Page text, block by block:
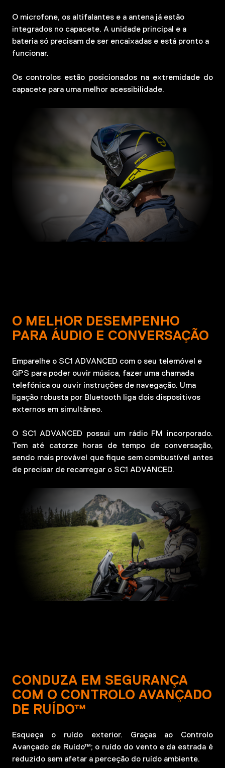
O microfone, os altifalantes e a antena já estão
integrados no capacete. A unidade principal e a
bateria só precisam de ser encaixadas e está pronto a
funcionar.
Os controlos estão posicionados na extremidade do
capacete para uma melhor acessibilidade.
O MELHOR DESEMPENHO
PARA ÁUDIO E CONVERSAÇÃO
Emparelhe o SC1 ADVANCED com o seu telemóvel e
GPS para poder ouvir música, fazer uma chamada
telefónica ou ouvir instruções de navegação. Uma
ligação robusta por Bluetooth liga dois dispositivos
externos em simultâneo.
O SC1 ADVANCED possui um rádio FM incorporado.
Tem até catorze horas de tempo de conversação,
sendo mais provável que fique sem combustível antes
de precisar de recarregar o SC1 ADVANCED.
CONDUZA EM SEGURANÇA
COM O CONTROLO AVANÇADO
DE RUÍDO™
Esqueça o ruído exterior. Graças ao Controlo
Avançado de Ruído™; o ruído do vento e da estrada é
reduzido sem afetar a perceção do ruído ambiente.